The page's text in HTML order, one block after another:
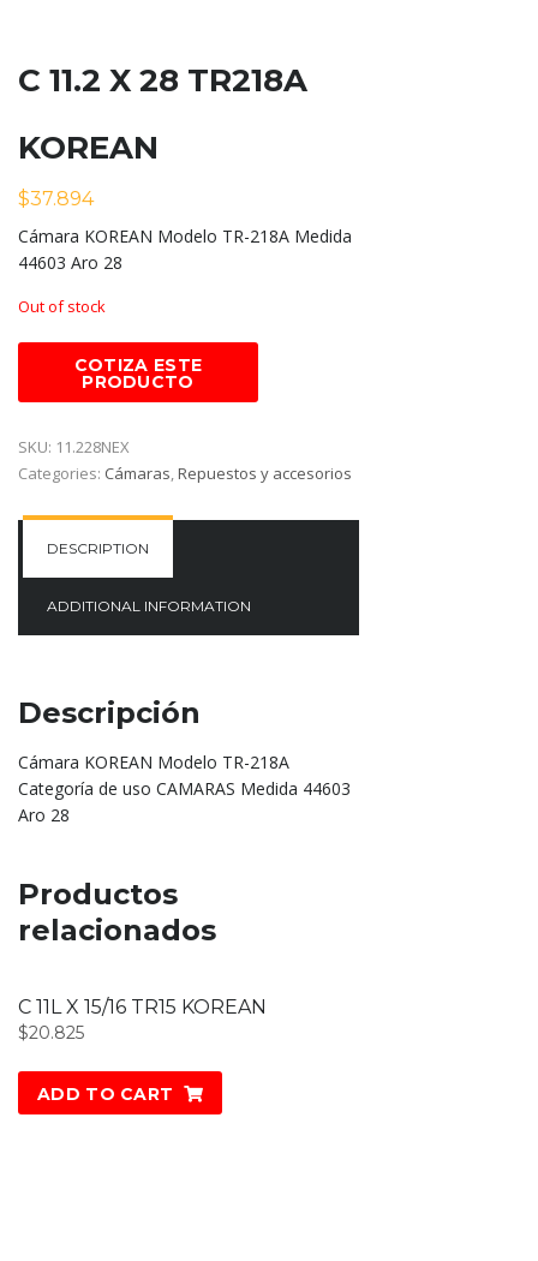
C 11.2 X 28 TR218A
KOREAN
$37.894
Cámara KOREAN Modelo TR-218A Medida
44603 Aro 28
Out of stock
SKU: 11.228NEX
Categories: Cámaras,Repuestos y accesorios
DESCRIPTION
ADDITIONAL INFORMATION
Descripción
Cámara KOREAN Modelo TR-218A
Categoría de uso CAMARAS Medida 44603
Aro 28
Productos
relacionados
C 11L X 15/16 TR15 KOREAN
$20.825
ADD TO CART